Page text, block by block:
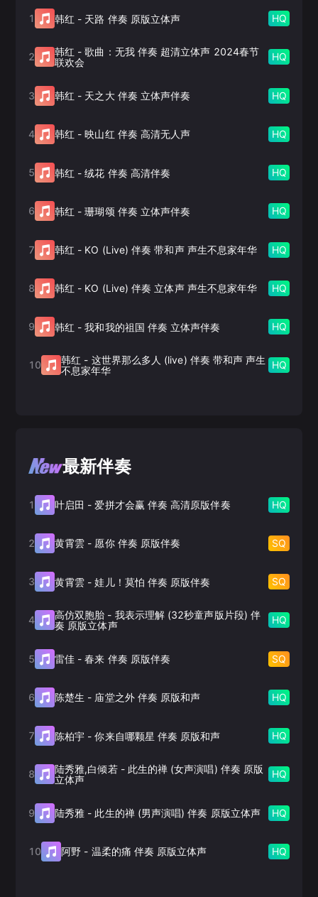
1 韩红 - 天路 伴奏 原版立体声 HQ
2 韩红 -歌曲：无我 伴奏 超清立体声 2024春节
联欢会
HQ
3 韩红 - 天之大 伴奏 立体声伴奏 HQ
4 韩红 -映山红 伴奏 高清无人声 HQ
5 韩红 -绒花 伴奏 高清伴奏 HQ
6 韩红 -珊瑚颂 伴奏 立体声伴奏 HQ
7 韩红 - KO (Live) 伴奏 带和声 声生不息家年华 HQ
8 韩红 - KO (Live) 伴奏 立体声 声生不息家年华 HQ
9 韩红 -我和我的祖国 伴奏 立体声伴奏 HQ
10 韩红 - 这世界那么多人 (live) 伴奏 带和声 声生
不息家年华
HQ
最新伴奏
1 叶启田 -爱拼才会赢 伴奏 高清原版伴奏 HQ
2 黄霄雲 - 愿你 伴奏 原版伴奏 SQ
3 黄霄雲 -娃儿！莫怕 伴奏 原版伴奏 SQ
4 高仿双胞胎 - 我表示理解 (32秒童声版片段) 伴
奏 原版立体声
HQ
5 雷佳 -春来 伴奏 原版伴奏 SQ
6 陈楚生 - 庙堂之外 伴奏 原版和声 HQ
7 陈柏宇 -你来自哪颗星 伴奏 原版和声 HQ
8 陆秀雅,白倾若- 此生的禅 (女声演唱) 伴奏 原版
立体声
HQ
9 陆秀雅 - 此生的禅 (男声演唱) 伴奏 原版立体声 HQ
10 阿野 - 温柔的痛 伴奏 原版立体声 HQ